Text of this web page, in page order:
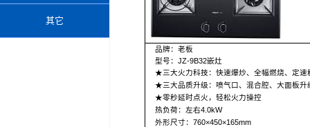
其它
品牌：老板
型号：JZ-9B32嵌灶
★三大火力科技：快速爆炒、全幅燃烧、定速
★三大品质升级：喷气口、混合腔、大面板升
★零秒延时点火，轻松火力操控
热负荷：左右4.0kW
外形尺寸：760×450×165mm